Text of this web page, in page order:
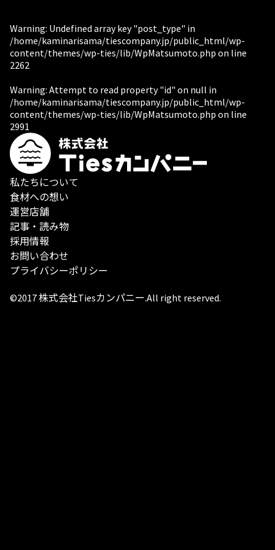
Warning: Undefined array key "post_type" in
/home/kaminarisama/tiescompany.jp/public_html/wp-
content/themes/wp-ties/lib/WpMatsumoto.php on line
2262
Warning: Attempt to read property "id" on null in
/home/kaminarisama/tiescompany.jp/public_html/wp-
content/themes/wp-ties/lib/WpMatsumoto.php on line
2991
私たちについて
食材への想い
運営店舗
記事・読み物
採用情報
お問い合わせ
プライバシーポリシー
©2017 株式会社Tiesカンパニー.All right reserved.